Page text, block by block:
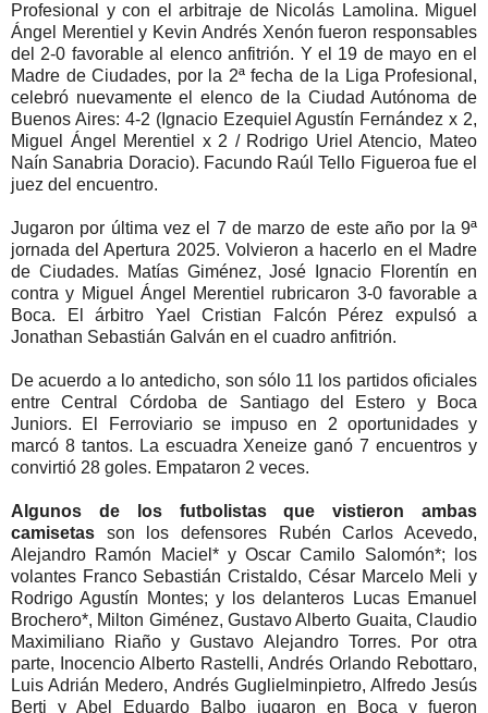
Profesional y con el arbitraje de Nicolás Lamolina. Miguel
Ángel Merentiel y Kevin Andrés Xenón fueron responsables
del 2-0 favorable al elenco anfitrión. Y el 19 de mayo en el
Madre de Ciudades, por la 2ª fecha de la Liga Profesional,
celebró nuevamente el elenco de la Ciudad Autónoma de
Buenos Aires: 4-2 (Ignacio Ezequiel Agustín Fernández x 2,
Miguel Ángel Merentiel x 2 / Rodrigo Uriel Atencio, Mateo
Naín Sanabria Doracio). Facundo Raúl Tello Figueroa fue el
juez del encuentro.
Jugaron por última vez el 7 de marzo de este año por la 9ª
jornada del Apertura 2025. Volvieron a hacerlo en el Madre
de Ciudades. Matías Giménez, José Ignacio Florentín en
contra y Miguel Ángel Merentiel rubricaron 3-0 favorable a
Boca. El árbitro Yael Cristian Falcón Pérez expulsó a
Jonathan Sebastián Galván en el cuadro anfitrión.
De acuerdo a lo antedicho, son sólo 11 los partidos oficiales
entre Central Córdoba de Santiago del Estero y Boca
Juniors. El Ferroviario se impuso en 2 oportunidades y
marcó 8 tantos. La escuadra Xeneize ganó 7 encuentros y
convirtió 28 goles. Empataron 2 veces.
Algunos de los futbolistas que vistieron ambas
camisetas son los defensores Rubén Carlos Acevedo,
Alejandro Ramón Maciel* y Oscar Camilo Salomón*; los
volantes Franco Sebastián Cristaldo, César Marcelo Meli y
Rodrigo Agustín Montes; y los delanteros Lucas Emanuel
Brochero*, Milton Giménez, Gustavo Alberto Guaita, Claudio
Maximiliano Riaño y Gustavo Alejandro Torres. Por otra
parte, Inocencio Alberto Rastelli, Andrés Orlando Rebottaro,
Luis Adrián Medero, Andrés Guglielminpietro, Alfredo Jesús
Berti y Abel Eduardo Balbo jugaron en Boca y fueron